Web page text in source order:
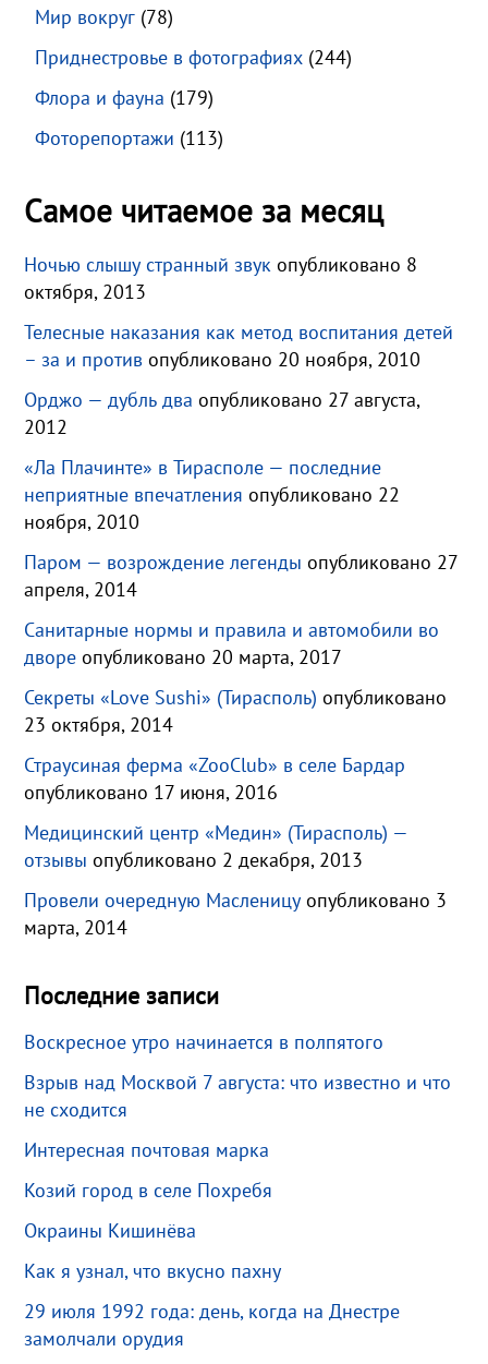
Мир вокруг (78)
Приднестровье в фотографиях (244)
Флора и фауна (179)
Фоторепортажи (113)
Самое читаемое за месяц
Ночью слышу странный звук опубликовано 8
октября, 2013
Телесные наказания как метод воспитания детей
– за и против опубликовано 20 ноября, 2010
Орджо — дубль два опубликовано 27 августа,
2012
«Ла Плачинте» в Тирасполе — последние
неприятные впечатления опубликовано 22
ноября, 2010
Паром — возрождение легенды опубликовано 27
апреля, 2014
Санитарные нормы и правила и автомобили во
дворе опубликовано 20 марта, 2017
Секреты «Love Sushi» (Тирасполь) опубликовано
23 октября, 2014
Страусиная ферма «ZooClub» в селе Бардар
опубликовано 17 июня, 2016
Медицинский центр «Медин» (Тирасполь) —
отзывы опубликовано 2 декабря, 2013
Провели очередную Масленицу опубликовано 3
марта, 2014
Последние записи
Воскресное утро начинается в полпятого
Взрыв над Москвой 7 августа: что известно и что
не сходится
Интересная почтовая марка
Козий город в селе Похребя
Окраины Кишинёва
Как я узнал, что вкусно пахну
29 июля 1992 года: день, когда на Днестре
замолчали орудия